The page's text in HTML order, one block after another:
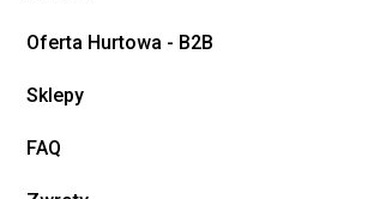
Oferta Hurtowa - B2B
Sklepy
FAQ